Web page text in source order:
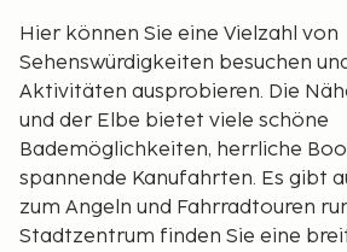
Hier können Sie eine Vielzahl von
Sehenswürdigkeiten besuchen
Aktivitäten ausprobieren. Die
und der Elbe bietet viele schöne
Bademöglichkeiten, herrliche
spannende Kanufahrten. Es gibt
zum Angeln und Fahrradtouren
Stadtzentrum finden Sie eine